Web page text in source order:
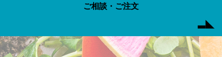
ご相談・ご注文